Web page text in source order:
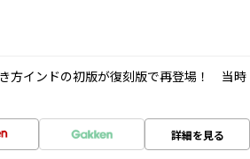
方インドの初版が復刻版で再登場！ 当時
詳細を見る